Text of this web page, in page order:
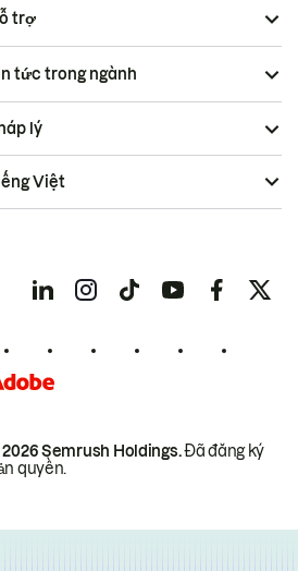
trợ
tức trong ngành
Semrush Holdings.Đã đăng ký
quyền.
lý
Việt